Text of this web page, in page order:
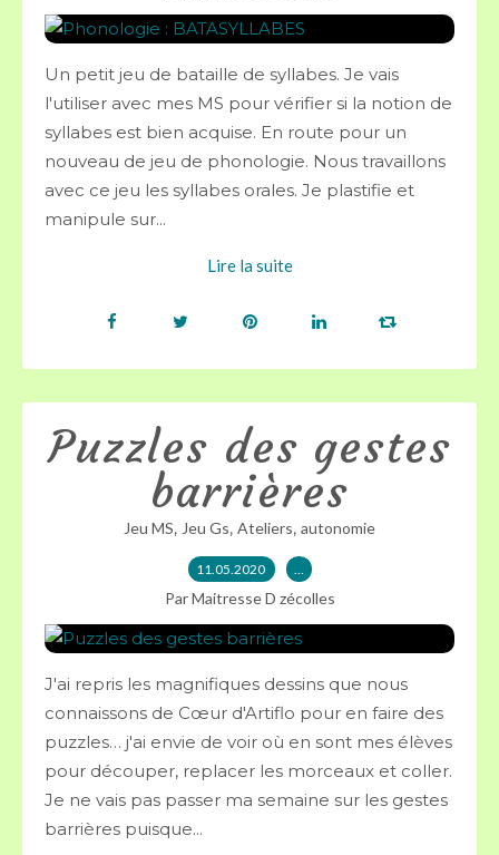
Un petit jeu de bataille de syllabes. Je vais
l'utiliser avec mes MS pour vérifier si la notion de
syllabes est bien acquise. En route pour un
nouveau de jeu de phonologie. Nous travaillons
avec ce jeu les syllabes orales. Je plastifie et
manipule sur...
Lire la suite
Puzzles des gestes
barrières
Jeu MS, Jeu Gs, Ateliers, autonomie
11.05.2020 …
Par Maitresse D zécolles
J'ai repris les magnifiques dessins que nous
connaissons de Cœur d'Artiflo pour en faire des
puzzles… j'ai envie de voir où en sont mes élèves
pour découper, replacer les morceaux et coller.
Je ne vais pas passer ma semaine sur les gestes
barrières puisque...